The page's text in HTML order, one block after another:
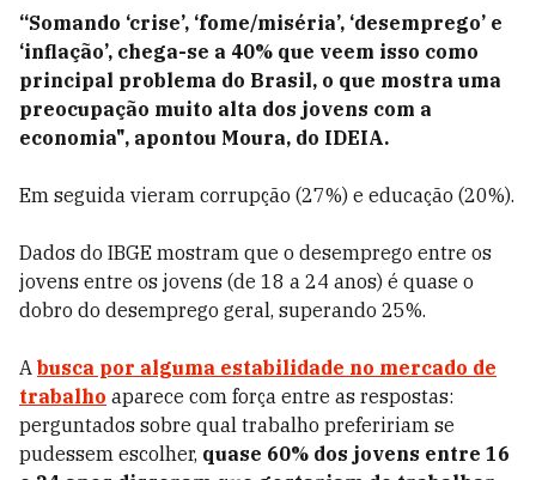
“Somando ‘crise’, ‘fome/miséria’, ‘desemprego’ e
‘inflação’, chega-se a 40% que veem isso como
principal problema do Brasil, o que mostra uma
preocupação muito alta dos jovens com a
economia", apontou Moura, do IDEIA.
Em seguida vieram corrupção (27%) e educação (20%).
Dados do IBGE mostram que o desemprego entre os
jovens entre os jovens (de 18 a 24 anos) é quase o
dobro do desemprego geral, superando 25%.
A busca por alguma estabilidade no mercado de
trabalho aparece com força entre as respostas:
perguntados sobre qual trabalho prefeririam se
pudessem escolher, quase 60% dos jovens entre 16